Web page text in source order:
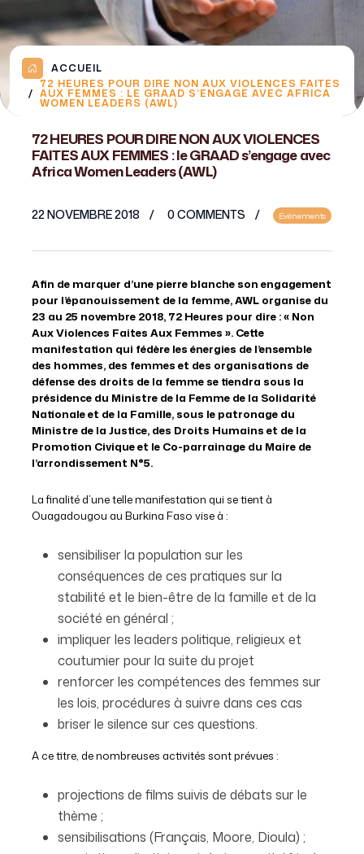
ACCUEIL
72 HEURES POUR DIRE NON AUX VIOLENCES FAITES
AUX FEMMES : LE GRAAD S’ENGAGE AVEC AFRICA
WOMEN LEADERS (AWL)
72 HEURES POUR DIRE NON AUX VIOLENCES
FAITES AUX FEMMES : le GRAAD s’engage avec
Africa Women Leaders (AWL)
22 NOVEMBRE 2018 0 COMMENTS Evénements
Afin de marquer d’une pierre blanche son engagement
pour l’épanouissement de la femme, AWL organise du
23 au 25 novembre 2018, 72 Heures pour dire : « Non
Aux Violences Faites Aux Femmes ». Cette
manifestation qui fédère les énergies de l’ensemble
des hommes, des femmes et des organisations de
défense des droits de la femme se tiendra sous la
présidence du Ministre de la Femme de la Solidarité
Nationale et de la Famille, sous le patronage du
Ministre de la Justice, des Droits Humains et de la
Promotion Civique et le Co-parrainage du Maire de
l’arrondissement N°5.
La finalité d’une telle manifestation qui se tient à
Ouagadougou au Burkina Faso vise à :
sensibiliser la population sur les
conséquences de ces pratiques sur la
stabilité et le bien-être de la famille et de la
société en général ;
impliquer les leaders politique, religieux et
coutumier pour la suite du projet
renforcer les compétences des femmes sur
les lois, procédures à suivre dans ces cas
briser le silence sur ces questions.
A ce titre, de nombreuses activités sont prévues :
projections de films suivis de débats sur le
thème ;
sensibilisations (Français, Moore, Dioula) ;